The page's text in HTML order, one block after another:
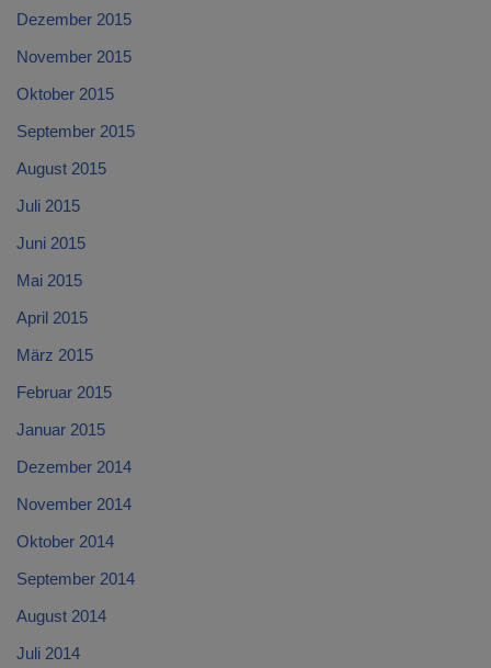
Dezember 2015
November 2015
Oktober 2015
September 2015
August 2015
Juli 2015
Juni 2015
Mai 2015
April 2015
März 2015
Februar 2015
Januar 2015
Dezember 2014
November 2014
Oktober 2014
September 2014
August 2014
Juli 2014